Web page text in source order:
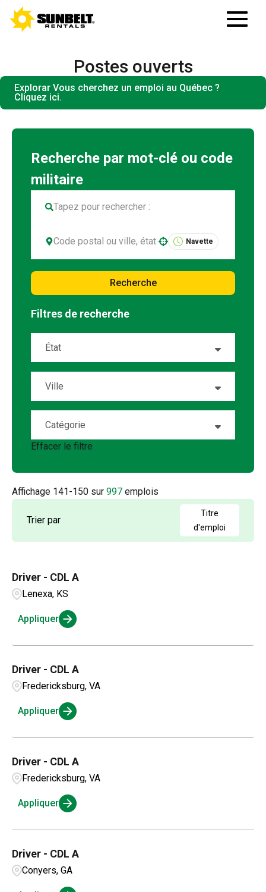
Postes ouverts
Explorar Vous cherchez un emploi au Québec ?
Cliquez ici.
Navette
Recherche
Filtres de recherche
État
Alabama 15
Alaska 1
Alberta 20
Arkansas
20
California 62
Connecticut
Ville
Abeline 7
Airway Heights 1
Albany 1
Albuquerque 2
Alexandria
Catégorie
Account Management
1
2
Business Intelligence
Compensation and Benefits
Compliance and Legal 1
Customer Service
Effacer le filtre
Affichage 141-150 sur 997 emplois
Trier par
Titre
d'emploi
Driver - CDL A
Lenexa, KS
Appliquer
Driver - CDL A
Fredericksburg, VA
Appliquer
Driver - CDL A
Fredericksburg, VA
Appliquer
Driver - CDL A
Conyers, GA